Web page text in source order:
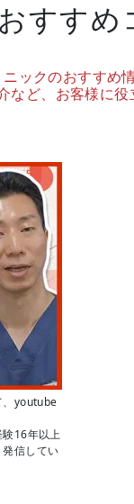
おすすめ
ックのおすすめ
など、お客様に役
、youtube
16年以上
信してい